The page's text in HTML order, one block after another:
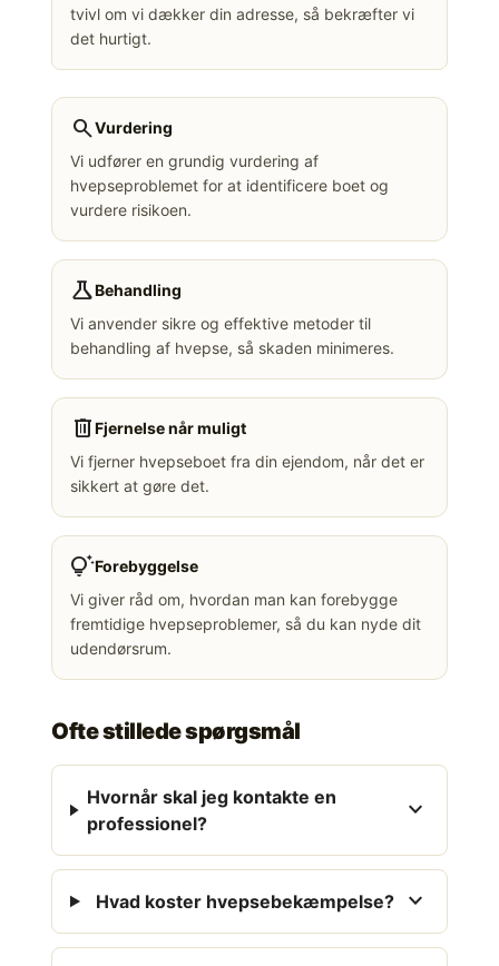
tvivl om vi dækker din adresse, så bekræfter vi
det hurtigt.
searchVurdering
Vi udfører en grundig vurdering af
hvepseproblemet for at identificere boet og
vurdere risikoen.
scienceBehandling
Vi anvender sikre og effektive metoder til
behandling af hvepse, så skaden minimeres.
deleteFjernelse når muligt
Vi fjerner hvepseboet fra din ejendom, når det er
sikkert at gøre det.
tips_and_updatesForebyggelse
Vi giver råd om, hvordan man kan forebygge
fremtidige hvepseproblemer, så du kan nyde dit
udendørsrum.
Ofte stillede spørgsmål
Hvornår skal jeg kontakte en
professionel?
expand_more
Hvad koster hvepsebekæmpelse? expand_more